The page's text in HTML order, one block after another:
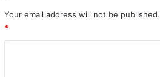
Your email address will not be published.
*